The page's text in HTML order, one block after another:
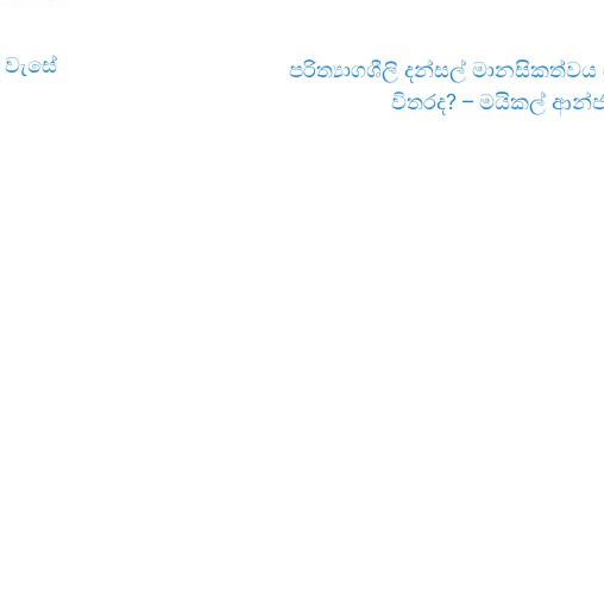
පරිත්‍යාගශීලි දන්සල්
විතරද? – මයිකල්